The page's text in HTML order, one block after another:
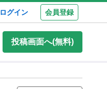
ログイン 会員登録
投稿画面へ(無料)